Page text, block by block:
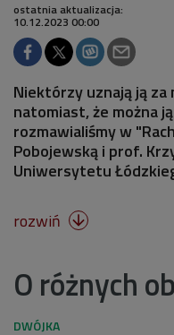
ostatnia aktualizacja:
10.12.2023 00:00
Niektórzy uznają ją za
natomiast, że można
rozmawialiśmy w
Pobojewską i prof.
Uniwersytetu
rozwiń 
O różnych